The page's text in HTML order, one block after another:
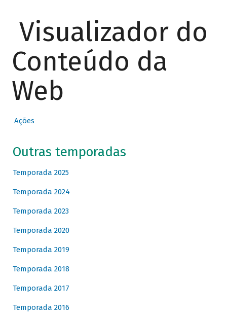
Visualizador do
Conteúdo da
Web
Ações
Outras temporadas
Temporada 2025
Temporada 2024
Temporada 2023
Temporada 2020
Temporada 2019
Temporada 2018
Temporada 2017
Temporada 2016